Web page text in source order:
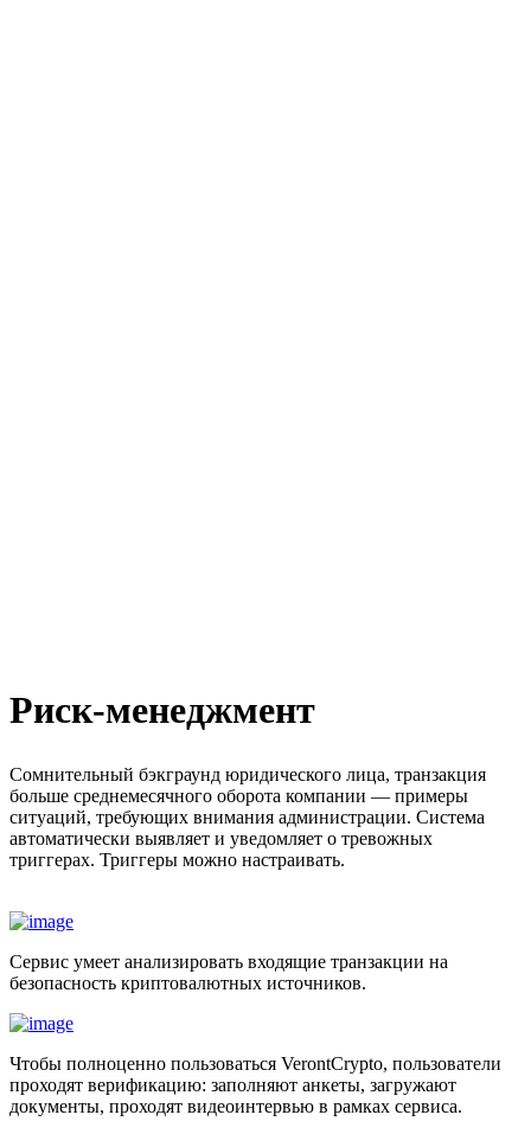
Риск-менеджмент
Сомнительный бэкграунд юридического лица, транзакция
больше среднемесячного оборота компании — примеры
ситуаций, требующих внимания администрации. Система
автоматически выявляет и уведомляет о тревожных
триггерах. Триггеры можно настраивать.
Сервис умеет анализировать входящие транзакции на
безопасность криптовалютных источников.
Чтобы полноценно пользоваться VerontCrypto, пользователи
проходят верификацию: заполняют анкеты, загружают
документы, проходят видеоинтервью в рамках сервиса.